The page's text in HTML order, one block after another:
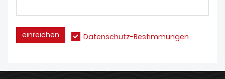
einreichen Datenschutz-Bestimmungen